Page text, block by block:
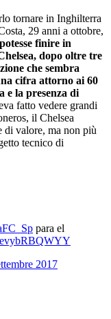
tornare in Inghilterra
29 anni a ottobre,
finire in
dopo oltre tre
che sembra
cifra attorno ai 60
e la presenza di
fatto vedere grandi
il Chelsea
di valore, ma non più
tecnico di
para el
2017